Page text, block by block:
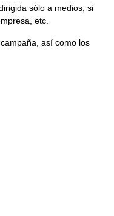
sólo a medios, si
etc.
así como los